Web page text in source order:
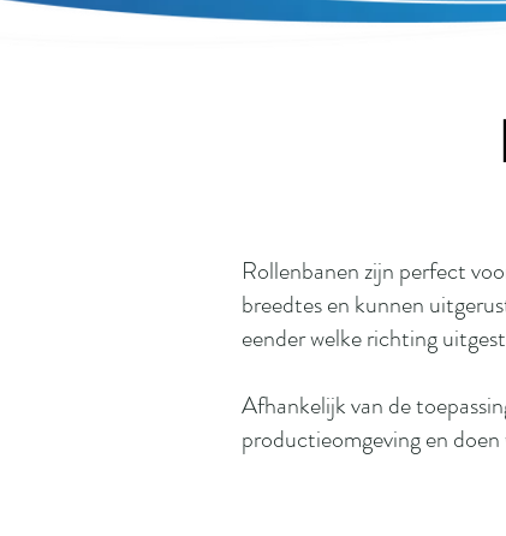
Rollenbanen zijn perfect
breedtes en kunnen
eender welke richting
Afhankelijk van de
productieomgeving en